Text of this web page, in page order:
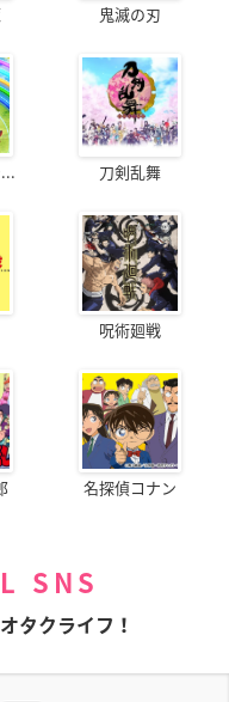
鬼滅の刃
刀剣乱舞
呪術廻戦
名探偵コナン
SNS
タクライフ！